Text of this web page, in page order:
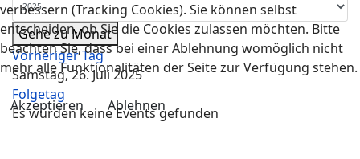
Gehe zu Monat
Vorheriger Tag
Samstag, 26. Juli 2025
Folgetag
Es wurden keine Events gefunden
verbessern (Tracking Cookies). Sie können selbst
entscheiden, ob Sie die Cookies zulassen möchten. Bitte
beachten Sie, dass bei einer Ablehnung womöglich nicht
mehr alle Funktionalitäten der Seite zur Verfügung stehen.
Akzeptieren Ablehnen